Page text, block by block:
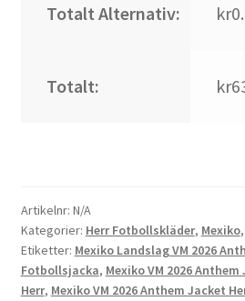
Totalt Alternativ:
Totalt:
Artikelnr: N/A
Kategorier: Herr Fotbollskläder, Mexiko,
Etiketter: Mexiko Landslag VM 2026
Fotbollsjacka, Mexiko VM 2026
Herr, Mexiko VM 2026 Anthem Jacket